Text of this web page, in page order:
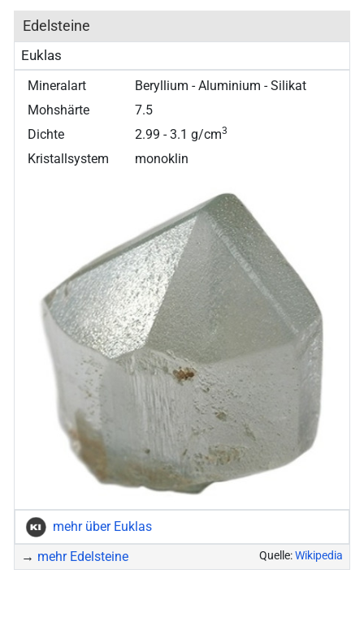
Edelsteine
Euklas
Mineralart
Beryllium - Aluminium - Silikat
Mohshärte
7.5
Dichte
2.99 - 3.1 g/cm3
Kristallsystem monoklin
mehr über Euklas
→ mehr Edelsteine Quelle:Wikipedia